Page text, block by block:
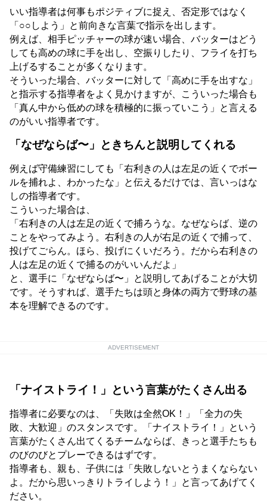
いい指導者は何事もポジティブに捉え、否定形ではなく
「○○しよう」と前向きな言葉で指示を出します。
例えば、相手ピッチャーの球が速い場合、バッターはどう
しても高めの球に手を出し、空振りしたり、フライを打ち
上げるすることが多くなります。
そういった場合、バッターに対して「高めに手を出すな」
と指示する指導者をよく見かけますが、こういった場合も
「真ん中から低めの球を積極的に振っていこう」と言える
のがいい指導者です。
「なぜならば〜」ときちんと説明してくれる
例えば守備練習にしても「右利きの人は左足の近くでボー
ルを捕れよ、わかったな」と伝えるだけでは、言いっはな
しの指導者です。
こういった場合は、
「右利きの人は左足の近くで捕ろうな。なぜならば、逆の
ことをやってみよう。右利きの人が右足の近くで捕って、
投げてごらん。ほら、投げにくいだろう。だから右利きの
人は左足の近くで捕るのがいいんだよ」
と、選手に「なぜならば〜」と説明してあげることが大切
です。そうすれば、選手たちは頭と身体の両方で野球の基
本を理解できるのです。
ADVERTISEMENT
「ナイストライ！」という言葉がたくさん出る
指導者に必要なのは、「失敗は全然OK！」「全力の失
敗、大歓迎」のスタンスです。「ナイストライ！」という
言葉がたくさん出てくるチームならば、きっと選手たちも
のびのびとプレーできるはずです。
指導者も、親も、子供には「失敗しないとうまくならない
よ。だから思いっきりトライしよう！」と言ってあげてく
ださい。